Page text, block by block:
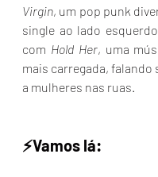
Virgin, um pop punk
single ao lado
com Hold Her, uma
mais carregada, falando
a mulheres nas ruas.
⚡️Vamos lá: